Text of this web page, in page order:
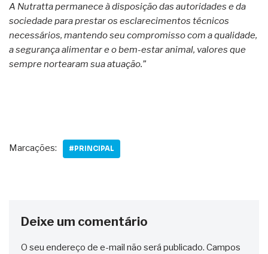
A Nutratta permanece à disposição das autoridades e da
sociedade para prestar os esclarecimentos técnicos
necessários, mantendo seu compromisso com a qualidade,
a segurança alimentar e o bem-estar animal, valores que
sempre nortearam sua atuação.”
Marcações: #PRINCIPAL
Deixe um comentário
O seu endereço de e-mail não será publicado. Campos